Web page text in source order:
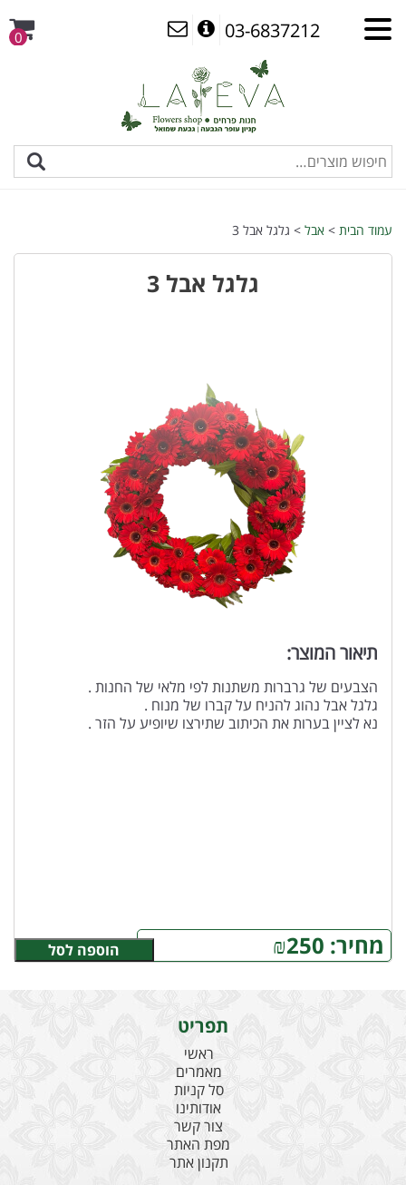
03-6837212
0
עמוד הבית > אבל > גלגל אבל 3
גלגל אבל 3
תיאור המוצר:
הצבעים של גרברות משתנות לפי מלאי של החנות .
גלגל אבל נהוג להניח על קברו של מנוח .
נא לציין בערות את הכיתוב שתירצו שיופיע על הזר .
מחיר: ₪250 הוספה לסל
תפריט
ראשי
מאמרים
סל קניות
אודותינו
צור קשר
מפת האתר
תקנון אתר